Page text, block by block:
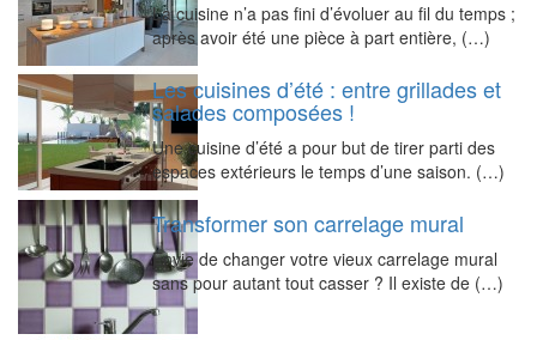
La cuisine n’a pas fini d’évoluer au fil du temps ;
après avoir été une pièce à part entière, (…)
Les cuisines d’été : entre grillades et
salades composées !
Une cuisine d’été a pour but de tirer parti des
espaces extérieurs le temps d’une saison. (…)
Transformer son carrelage mural
Envie de changer votre vieux carrelage mural
sans pour autant tout casser ? Il existe de (…)